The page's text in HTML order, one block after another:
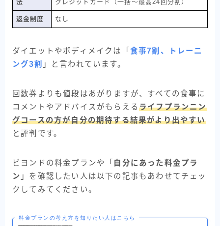
法
クレジットカード（一括〜最高24回分割）
返金制度 なし
ダイエットやボディメイクは「 食事7割、トレーニ
ング3割 」と言われています。
回数券よりも値段はあがりますが、すべての食事に
コメントやアドバイスがもらえるライフプランニン
グコースの方が自分の期待する結果がより出やすい
と評判です。
ビヨンドの料金プランや「 自分にあった料金プラ
ン 」を確認したい人は以下の記事もあわせてチェッ
クしてみてください。
料金プランの考え方を知りたい人はこちら